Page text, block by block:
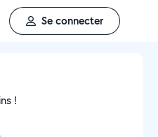
Se connecter
!